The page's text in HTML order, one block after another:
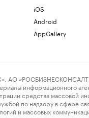
iOS
Android
AppGallery
АО
информационного
средства массовой
по надзору в сфере
и массовых